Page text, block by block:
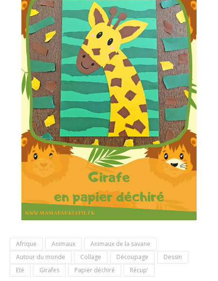
Afrique Animaux
Animaux de la savane
Autour du monde
Collage Découpage
Dessin
Eté
Girafes Papier déchiré Récup'